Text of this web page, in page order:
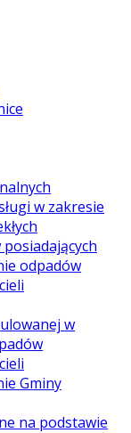
w zakresie
odpadów
w
Gminy
na podstawie